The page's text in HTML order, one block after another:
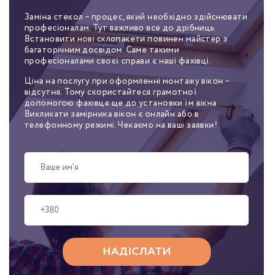
Заміна стекол – процес, який необхідно здійснювати
професіоналам. Тут важливо все до дрібниць.
Встановити нові склопакети повинен майстер з
багаторічним досвідом. Саме такими
професіоналами своєї справи є наші фахівці.
Ціна на послугу при оформленні монтажу вікон –
відсутня. Тому скористайтеся грамотної
допомогою фахівця ще до установки їм вікна.
Викликати замірника вікон є онлайн або в
телефонному режимі. Чекаємо на ваші заявки!